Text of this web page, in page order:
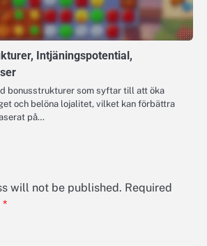
Intjäningspotential,
bonusstrukturer som syftar till att öka
och belöna lojalitet, vilket kan förbättra
på…
will not be published. Required
*